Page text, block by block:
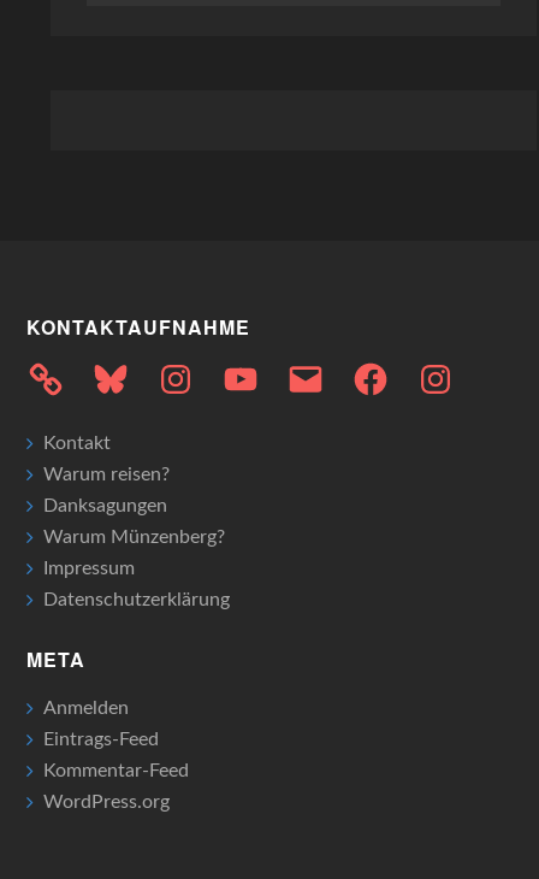
KONTAKTAUFNAHME
Bluesky InstagramYouTubeE-
Mail
FacebookInstagram
Kontakt
Warum reisen?
Danksagungen
Warum Münzenberg?
Impressum
Datenschutzerklärung
META
Anmelden
Eintrags-Feed
Kommentar-Feed
WordPress.org